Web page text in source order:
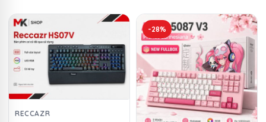
RECCAZR
-28%